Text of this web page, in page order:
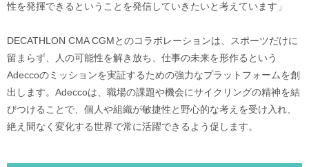
性を発揮できるということを発信していきたいと考えています」
DECATHLON CMA CGMとのコラボレーションは、スポーツだけに
留まらず、人の可能性を解き放ち、仕事の未来を形作るという
Adeccoのミッションを実証するための強力なプラットフォームを創
出します。Adeccoは、職場の課題や機会にサイクリングの精神を結
びつけることで、個人や組織が敏捷性と野心的な考えを受け入れ、
絶え間なく変化する世界で常に活躍できるよう促します。